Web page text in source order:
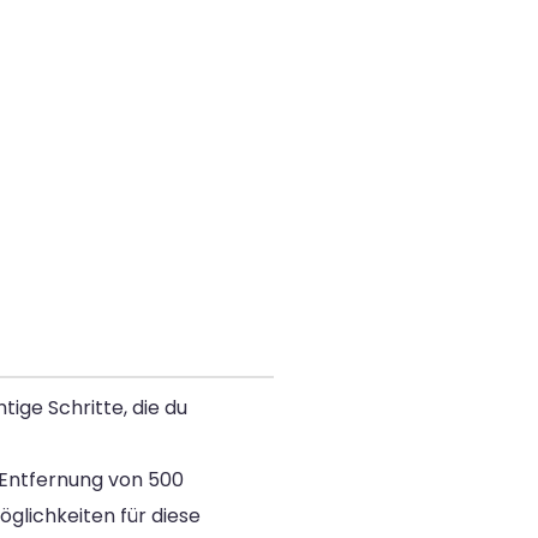
Schritte, die du
von 500
für diese